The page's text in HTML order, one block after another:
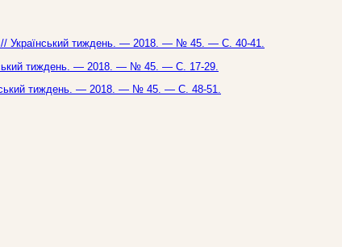
// Український тиждень. — 2018. — № 45. — С. 40-41.
тиждень. — 2018. — № 45. — С. 17-29.
тиждень. — 2018. — № 45. — С. 48-51.